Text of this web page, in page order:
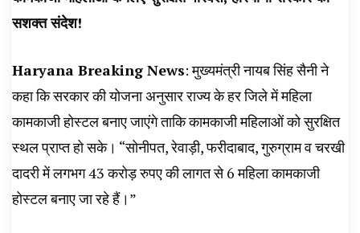
सशक्त संदेश!
Haryana Breaking News: मुख्यमंत्री नायब सिंह सैनी ने
कहा कि सरकार की योजना अनुसार राज्य के हर जिले में महिला
कामकाजी होस्टल बनाए जाएंगे ताकि कामकाजी महिलाओं को सुरक्षित
स्थल प्राप्त हो सके। “सोनीपत, रेवाड़ी, फरीदाबाद, गुरुग्राम व चरखी
दादरी में लगभग 43 करोड़ रुपए की लागत से 6 महिला कामकाजी
होस्टल बनाए जा रहे हैं।”